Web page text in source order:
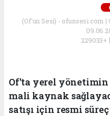
(Of'un Sesi) - ofunsesi.com |
Of'ta yerel
mali kaynak
satışı için resmi